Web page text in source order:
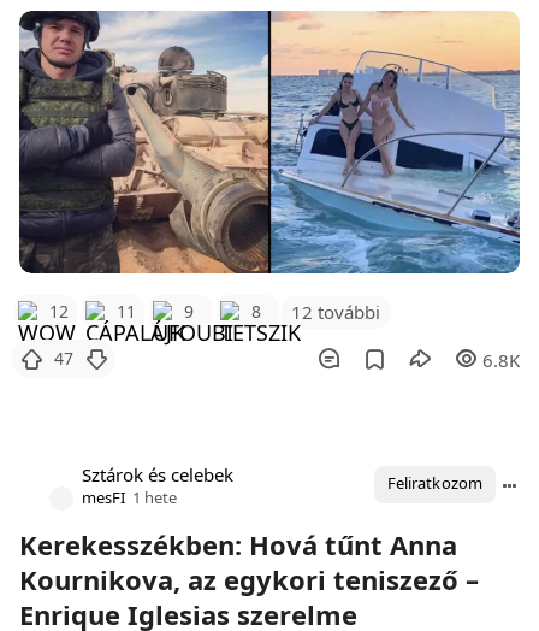
12 11 9 8 12 további
47 6.8K
Sztárok és celebek
mesFI 1 hete
Feliratkozom
Kerekesszékben: Hová tűnt Anna
Kournikova, az egykori teniszező –
Enrique Iglesias szerelme